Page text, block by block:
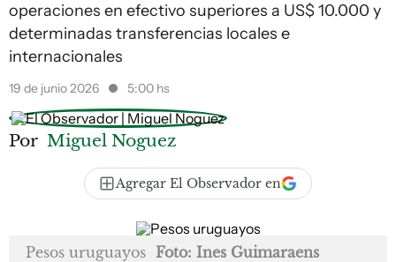
operaciones en efectivo superiores a US$ 10.000 y
determinadas transferencias locales e
internacionales
19 de junio 2026 5:00 hs
Por Miguel Noguez
Agregar El Observador en
Pesos uruguayos Foto: Ines Guimaraens